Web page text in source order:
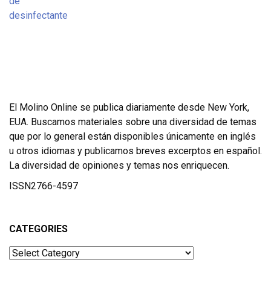
El Molino Online se publica diariamente desde New York,
EUA. Buscamos materiales sobre una diversidad de temas
que por lo general están disponibles únicamente en inglés
u otros idiomas y publicamos breves excerptos en español.
La diversidad de opiniones y temas nos enriquecen.
ISSN2766-4597
CATEGORIES
Categories